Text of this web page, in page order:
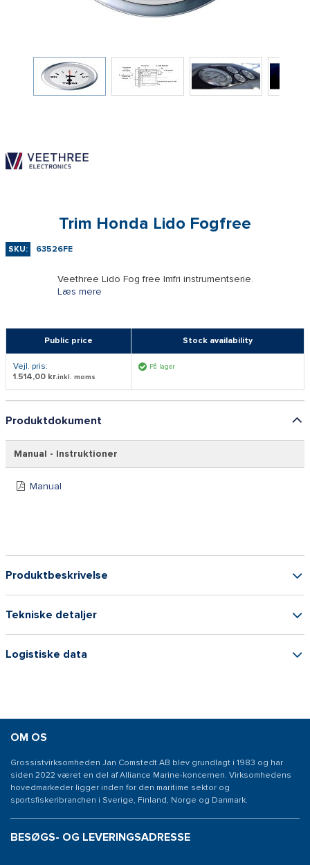
Trim Honda Lido Fogfree
SKU: 63526FE
Veethree Lido Fog free Imfri instrumentserie.
Læs mere
Public price Stock availability
Vejl. pris:
1.514,00 kr.inkl. moms
På lager
Produktdokument
Manual - Instruktioner
Manual
Produktbeskrivelse
Tekniske detaljer
Logistiske data
OM OS
Grossistvirksomheden Jan Comstedt AB blev grundlagt i 1983 og har
siden 2022 været en del af Alliance Marine-koncernen. Virksomhedens
hovedmarkeder ligger inden for den maritime sektor og
sportsfiskeribranchen i Sverige, Finland, Norge og Danmark.
BESØGS- OG LEVERINGSADRESSE